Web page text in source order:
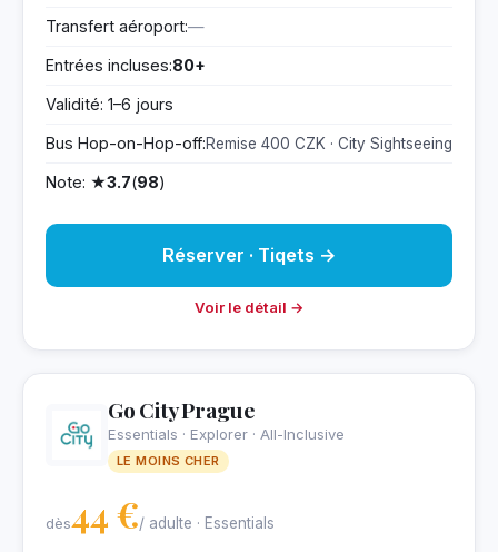
Transfert aéroport:—
Entrées incluses:80+
Validité: 1–6 jours
Bus Hop-on-Hop-off:Remise 400 CZK · City Sightseeing
Note: ★3.7(98)
Réserver · Tiqets →
Voir le détail →
Go City Prague
Essentials · Explorer · All-Inclusive
LE MOINS CHER
dès44 €/ adulte · Essentials